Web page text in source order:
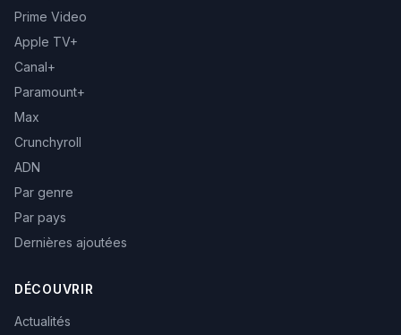
Prime Video
Apple TV+
Canal+
Paramount+
Max
Crunchyroll
ADN
Par genre
Par pays
Dernières ajoutées
DÉCOUVRIR
Actualités